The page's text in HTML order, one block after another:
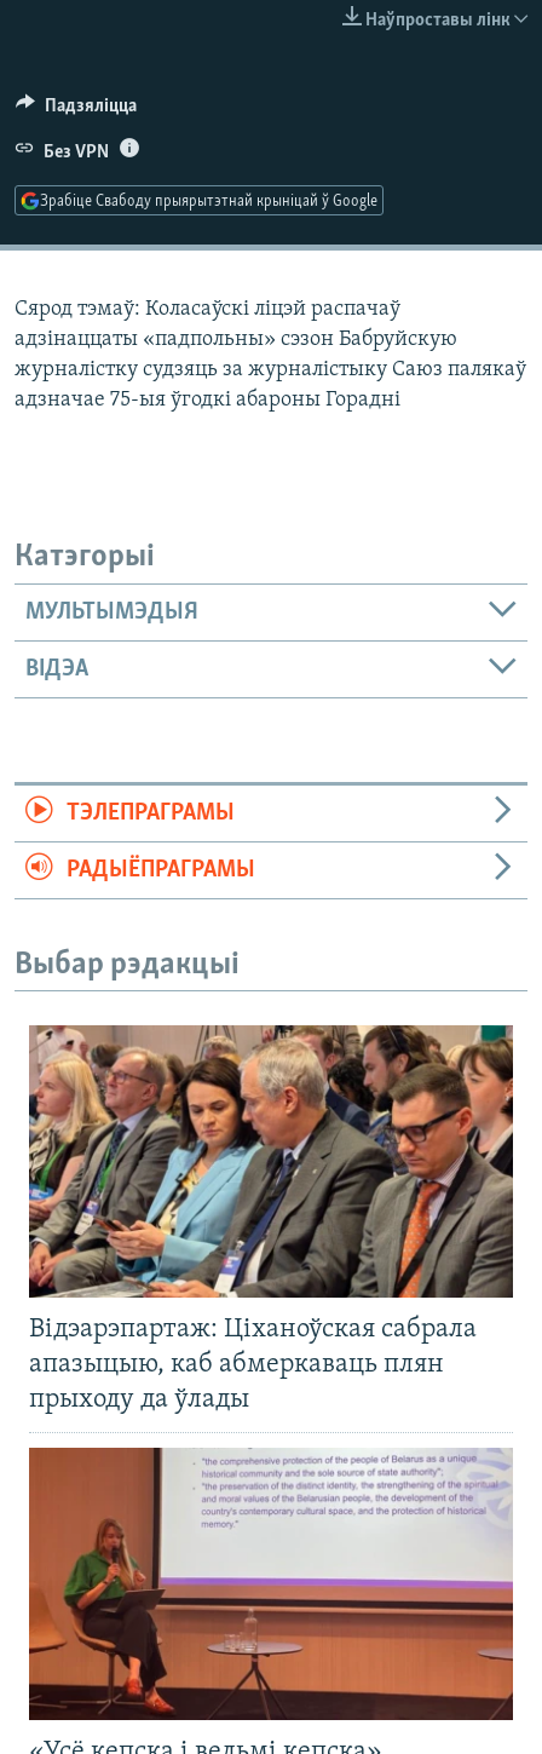
Наўпроставы лінк
Падзяліцца
Без VPN
Зрабіце Свабоду прыярытэтнай крыніцай ў Google
Сярод тэмаў: Коласаўскі ліцэй распачаў
адзінаццаты «падпольны» сэзон Бабруйскую
журналістку судзяць за журналістыку Саюз палякаў
адзначае 75-ыя ўгодкі абароны Горадні
Катэгорыі
МУЛЬТЫМЭДЫЯ
ВІДЭА
ТЭЛЕПРАГРАМЫ
РАДЫЁПРАГРАМЫ
Выбар рэдакцыі
Відэарэпартаж: Ціханоўская сабрала
апазыцыю, каб абмеркаваць плян
прыходу да ўлады